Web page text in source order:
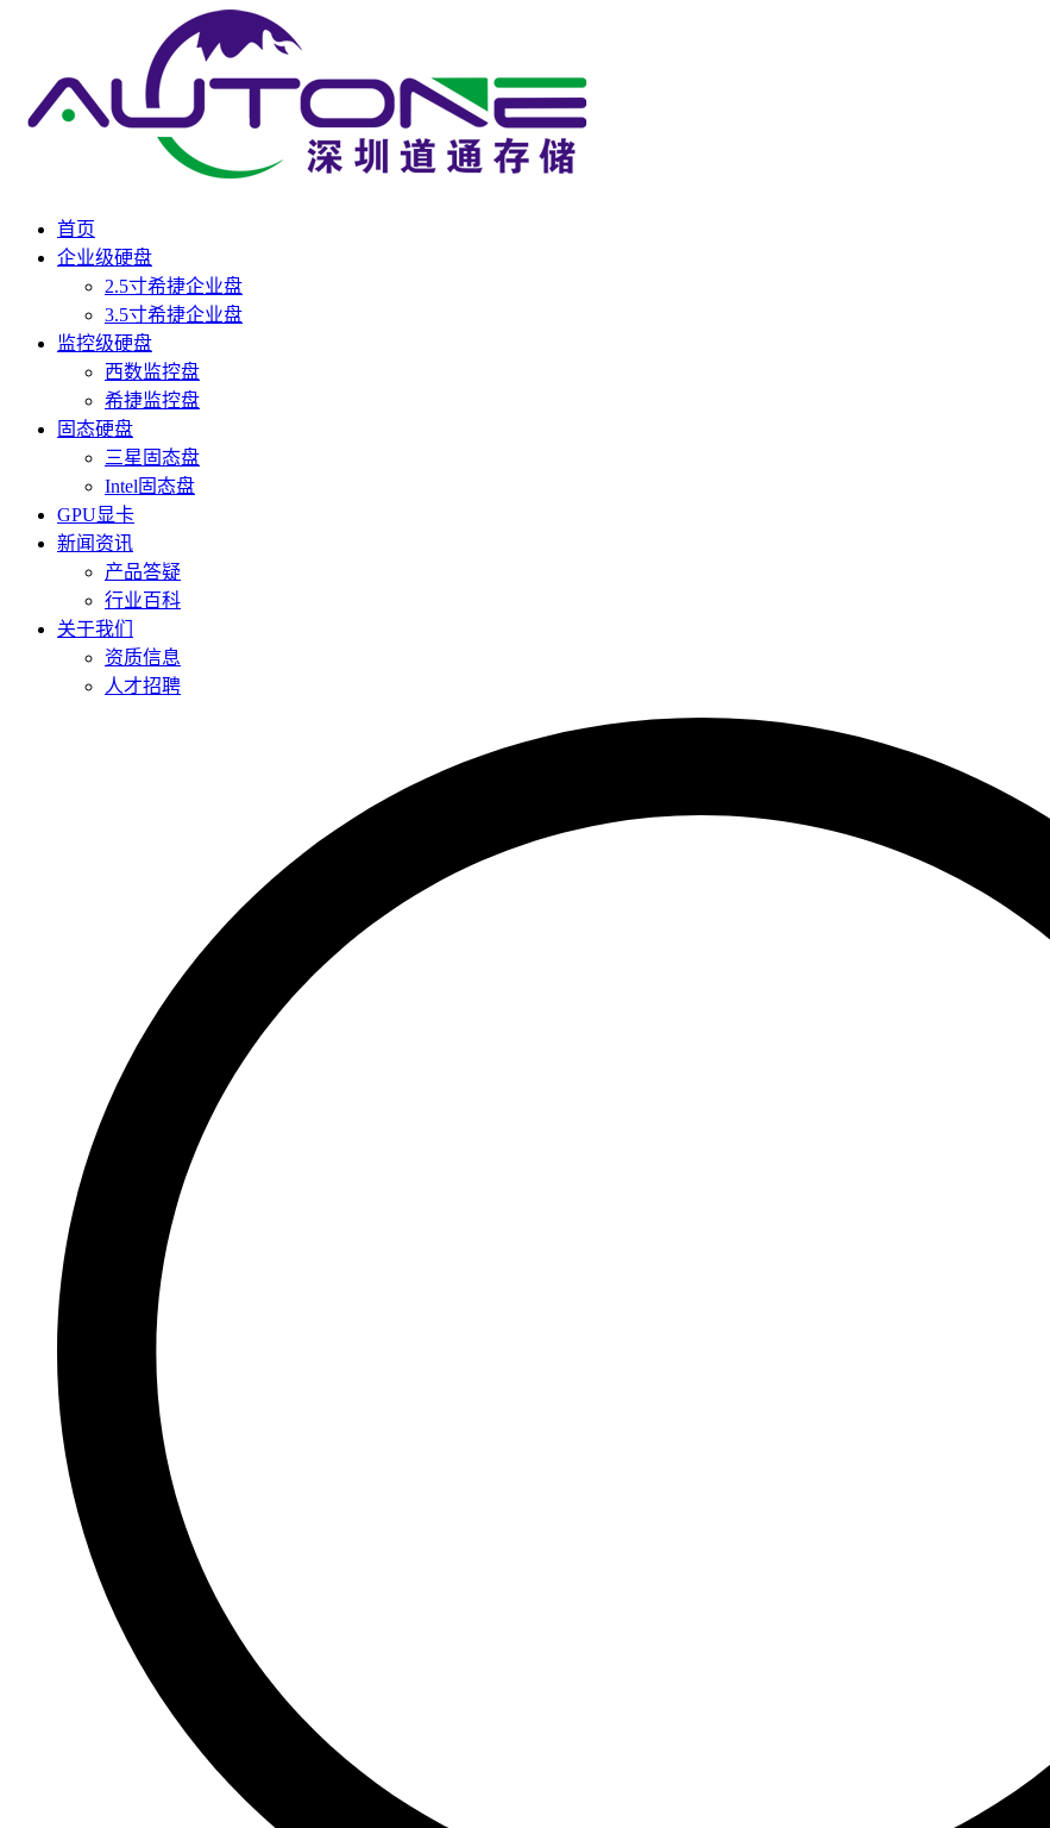
首页
企业级硬盘
2.5寸希捷企业盘
3.5寸希捷企业盘
监控级硬盘
西数监控盘
希捷监控盘
固态硬盘
三星固态盘
Intel固态盘
GPU显卡
新闻资讯
产品答疑
行业百科
关于我们
资质信息
人才招聘